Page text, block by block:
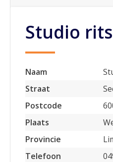
Studio rits
Naam
Straat
Postcode
Plaats
Provincie
Telefoon